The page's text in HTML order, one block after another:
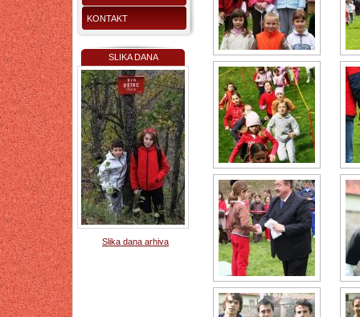
KONTAKT
SLIKA DANA
Slika dana arhiva